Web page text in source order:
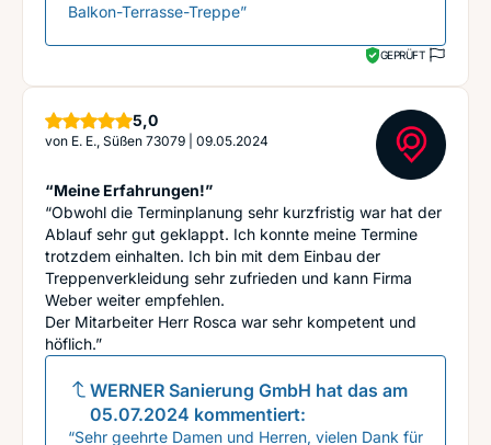
Balkon-Terrasse-Treppe”
GEPRÜFT
5,0Sterne
von E. E., Süßen 73079 09.05.2024
“Meine Erfahrungen!”
“Obwohl die Terminplanung sehr kurzfristig war hat der
Ablauf sehr gut geklappt. Ich konnte meine Termine
trotzdem einhalten. Ich bin mit dem Einbau der
Treppenverkleidung sehr zufrieden und kann Firma
Weber weiter empfehlen.
Der Mitarbeiter Herr Rosca war sehr kompetent und
höflich.”
WERNER Sanierung GmbH hat das am
05.07.2024 kommentiert:
“Sehr geehrte Damen und Herren, vielen Dank für